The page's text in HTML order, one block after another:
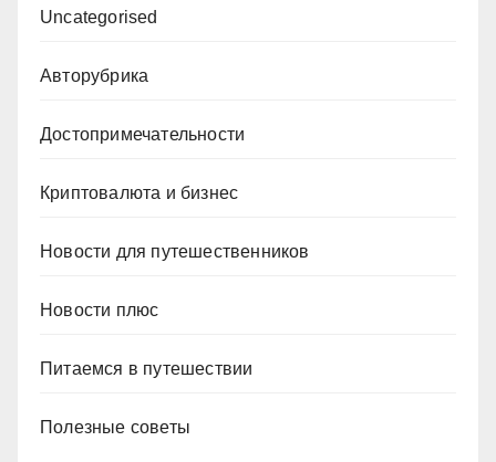
Uncategorised
Авторубрика
Достопримечательности
Криптовалюта и бизнес
Новости для путешественников
Новости плюс
Питаемся в путешествии
Полезные советы